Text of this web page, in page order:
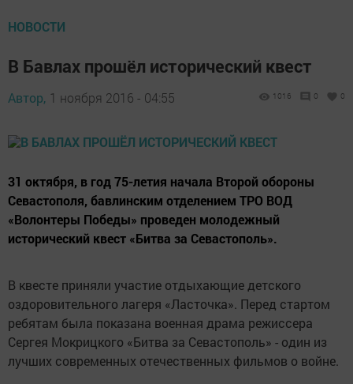
НОВОСТИ
В Бавлах прошёл исторический квест
Автор, 1 ноября 2016 - 04:55 1016 0 0
31 октября, в год 75-летия начала Второй обороны
Севастополя, бавлинским отделением ТРО ВОД
«Волонтеры Победы» проведен молодежный
исторический квест «Битва за Севастополь».
В квесте приняли участие отдыхающие детского
оздоровительного лагеря «Ласточка». Перед стартом
ребятам была показана военная драма режиссера
Сергея Мокрицкого «Битва за Севастополь» - один из
лучших современных отечественных фильмов о войне.